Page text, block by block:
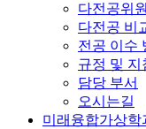
다전공위
다전공 비
전공 이수
규정 및 지
담당 부서
오시는길
미래융합가상학